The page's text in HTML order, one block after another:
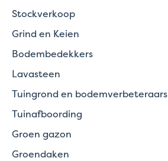
Stockverkoop
Grind en Keien
Bodembedekkers
Lavasteen
Tuingrond en bodemverbeteraars
Tuinafboording
Groen gazon
Groendaken